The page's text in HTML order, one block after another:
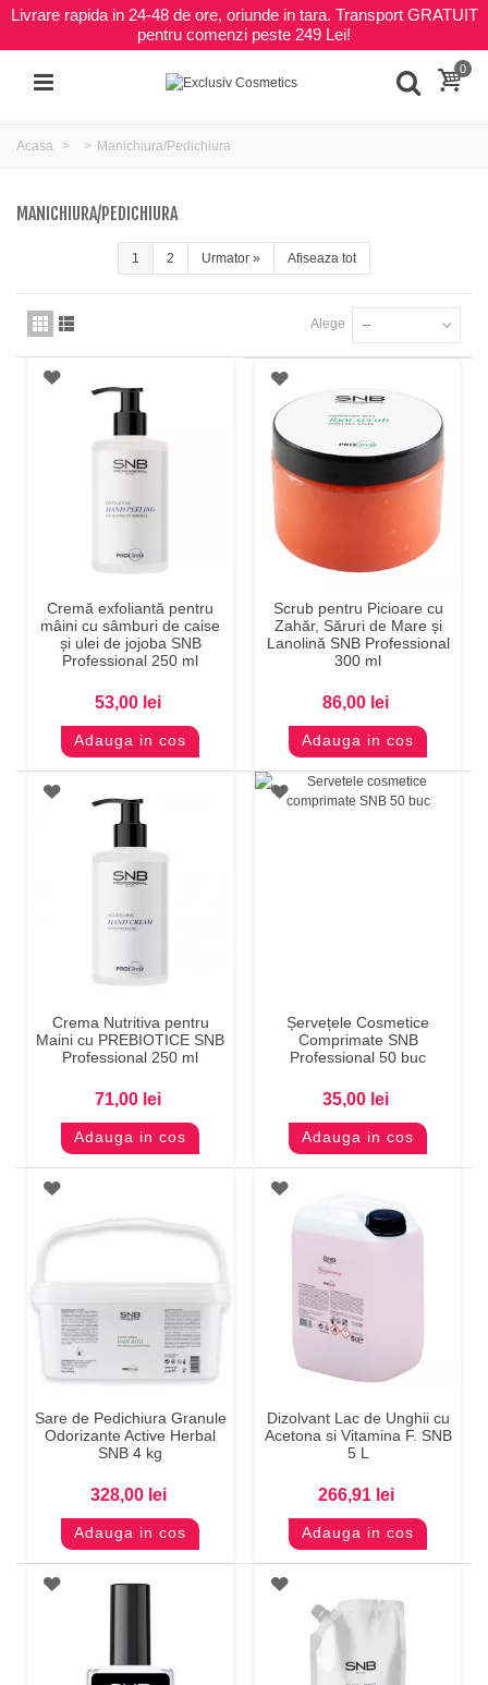
Livrare rapida in 24-48 de ore, oriunde in tara. Transport GRATUIT
pentru comenzi peste 249 Lei!
0
Acasa Manichiura/Pedichiura
MANICHIURA/PEDICHIURA
1 2 Urmator» Afiseaza tot
Alege --
Cremă exfoliantă pentru
mâini cu sâmburi de caise
și ulei de jojoba SNB
Professional 250 ml
53,00 lei
Adauga in cos
Scrub pentru Picioare cu
Zahăr, Săruri de Mare și
Lanolină SNB Professional
300 ml
86,00 lei
Adauga in cos
Crema Nutritiva pentru
Maini cu PREBIOTICE SNB
Professional 250 ml
71,00 lei
Adauga in cos
Șervețele Cosmetice
Comprimate SNB
Professional 50 buc
35,00 lei
Adauga in cos
Sare de Pedichiura Granule
Odorizante Active Herbal
SNB 4 kg
328,00 lei
Adauga in cos
Dizolvant Lac de Unghii cu
Acetona si Vitamina F. SNB
5 L
266,91 lei
Adauga in cos